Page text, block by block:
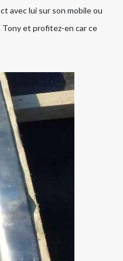
avec lui sur son mobile ou
et profitez-en car ce